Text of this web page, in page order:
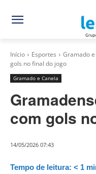
Início Esportes Gramado
gols no final do jogo
Gramado e Canela
com gols
14/05/2026 07:43
Tempo de leitura: < 1